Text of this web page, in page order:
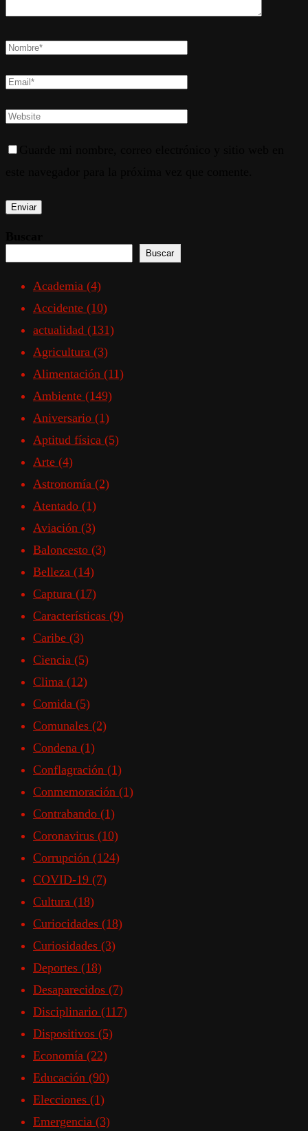
Buscar
Academia (4)
Accidente (10)
actualidad (131)
Agricultura (3)
Alimentación (11)
Ambiente (149)
Aniversario (1)
Aptitud física (5)
Arte (4)
Astronomía (2)
Atentado (1)
Aviación (3)
Baloncesto (3)
Belleza (14)
Captura (17)
Características (9)
Caribe (3)
Ciencia (5)
Clima (12)
Comida (5)
Comunales (2)
Condena (1)
Conflagración (1)
Conmemoración (1)
Contrabando (1)
Coronavirus (10)
Corrupción (124)
COVID-19 (7)
Cultura (18)
Curiocidades (18)
Curiosidades (3)
Deportes (18)
Desaparecidos (7)
Disciplinario (117)
Dispositivos (5)
Economía (22)
Educación (90)
Elecciones (1)
Emergencia (3)